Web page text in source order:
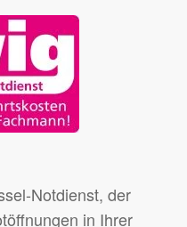
Notdienst, der
in Ihrer